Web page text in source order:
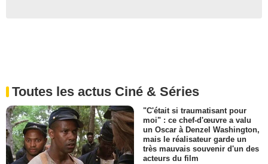
Toutes les actus Ciné & Séries
"C'était si traumatisant pour
moi" : ce chef-d'œuvre a valu
un Oscar à Denzel Washington,
mais le réalisateur garde un
très mauvais souvenir d'un des
acteurs du film